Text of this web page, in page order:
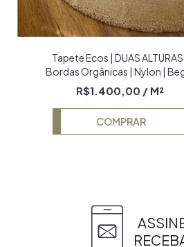
Tapete Ecos | DUAS ALTURAS
Bordas Orgânicas | Nylon |
Off-White, Caramelo e Trigo
R$1.400,00 / M²
COMPRAR